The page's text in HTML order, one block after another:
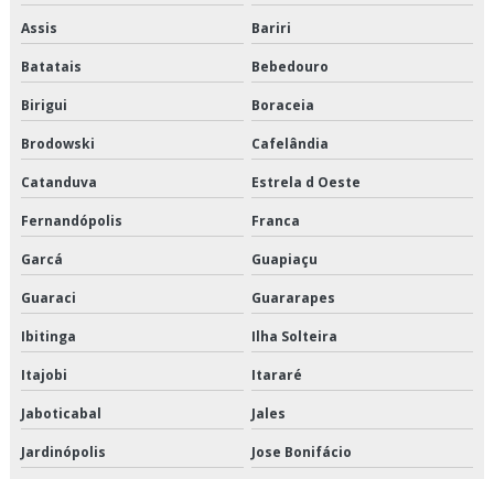
Transporte de alimentos congelados
Transporte de alimentos perecíveis
Transporte de alimentos perecíveis em sp
Transporte de alimentos perecíveis preço
Transporte de alimentos perecíveis são paulo
Transporte de alimentos perecíveis valor
Transporte de alimentos refrigerados
Transporte de cargas frias
Transporte de climatizados em são paulo
Assis Bariri
Batatais Bebedouro
Birigui Boraceia
Brodowski Cafelândia
Catanduva Estrela d Oeste
Fernandópolis Franca
Garcá Guapiaçu
Guaraci Guararapes
Ibitinga Ilha Solteira
Itajobi Itararé
Jaboticabal Jales
Jardinópolis Jose Bonifácio